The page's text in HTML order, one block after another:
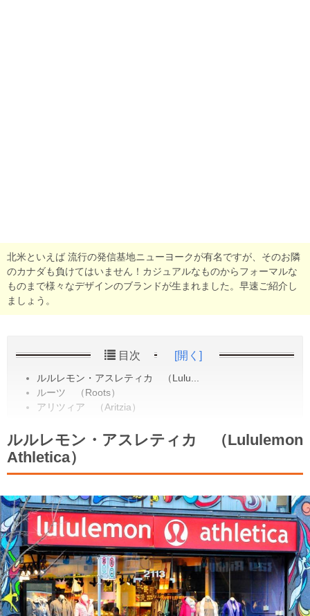
北米といえば 流行の発信基地ニューヨークが有名ですが、そのお隣
のカナダも負けてはいません！カジュアルなものからフォーマルな
ものまで様々なデザインのブランドが生まれました。早速ご紹介し
ましょう。
目次 [開く]
ルルレモン・アスレティカ （Lulu...
ルーツ （Roots）
アリツィア （Aritzia）
ルルレモン・アスレティカ （Lululemon
Athletica）